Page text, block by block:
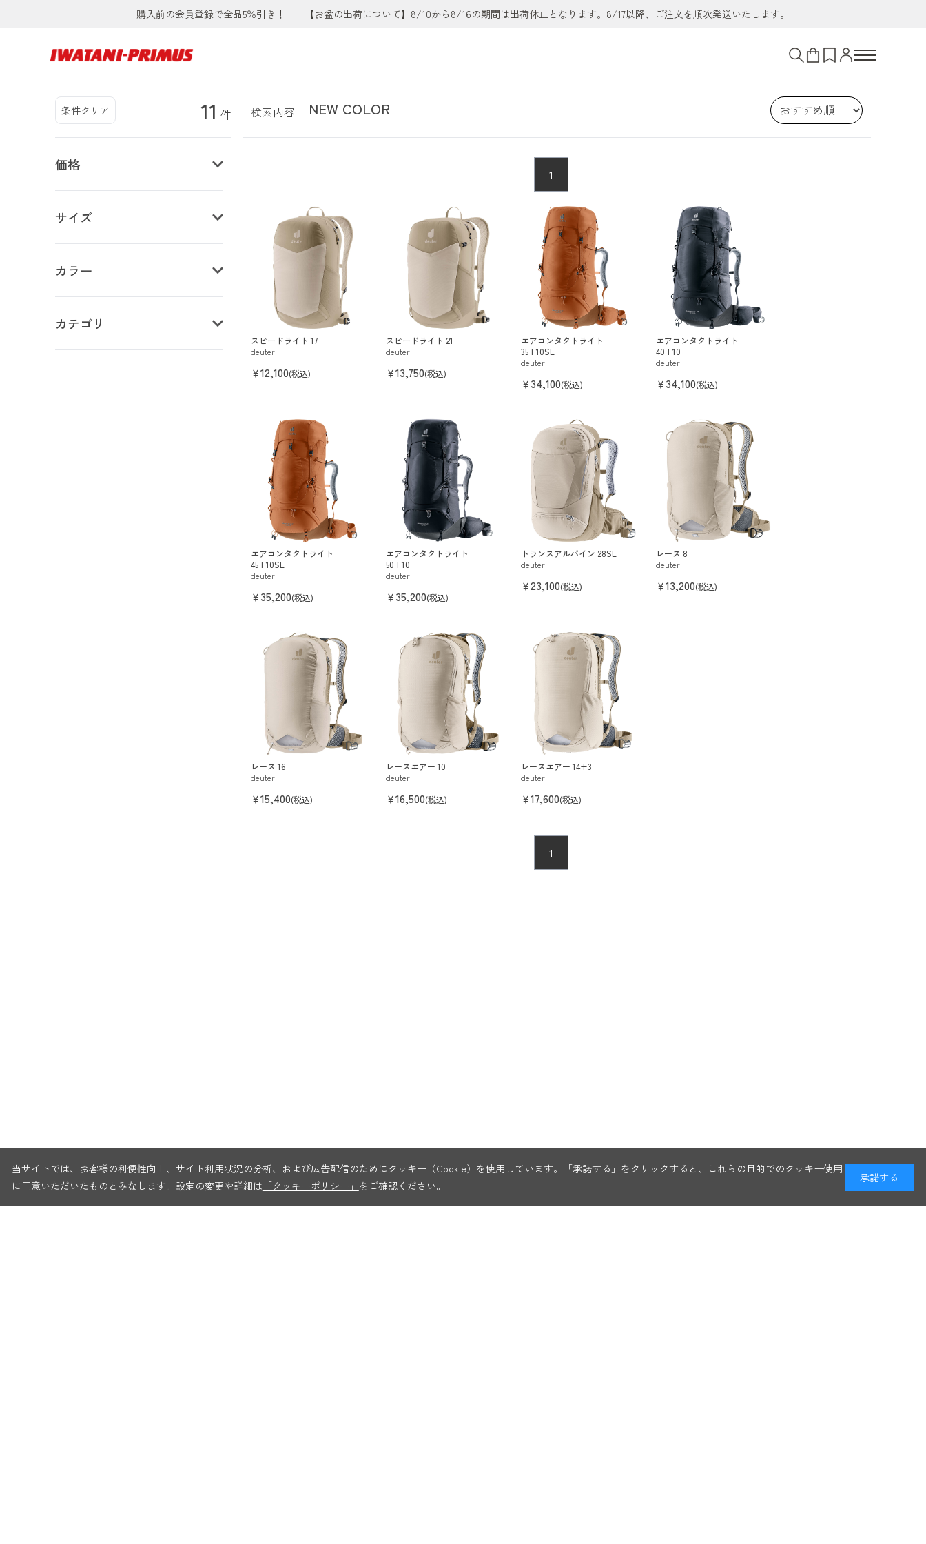
購入前の会員登録で全品5％引き！ 【お盆の出荷について】8/10から8/16の期間は出荷休止となります。8/17以降、ご注文を順次発送いたします。
条件クリア 11 件
価格
サイズ
カラー
カテゴリ
検索内容 NEW COLOR
1
スピードライト 17
deuter
￥12,100(税込)
スピードライト 21
deuter
￥13,750(税込)
エアコンタクトライト
35+10SL
deuter
￥ 34,100(税込)
エアコンタクトライト
40+10
deuter
￥ 34,100(税込)
エアコンタクトライト
45+10SL
deuter
￥ 35,200(税込)
エアコンタクトライト
50+10
deuter
￥ 35,200(税込)
トランスアルパイン 28SL
deuter
￥23,100(税込)
レース 8
deuter
￥13,200(税込)
レース 16
deuter
￥15,400(税込)
レースエアー 10
deuter
￥16,500(税込)
レースエアー 14+3
deuter
￥17,600(税込)
1
当サイトでは、お客様の利便性向上、サイト利用状況の分析、および広告配信のためにクッキー（Cookie）を使用しています。「承諾する」をクリックすると、これらの目的でのクッキー使用
に同意いただいたものとみなします。設定の変更や詳細は 「クッキーポリシー」 をご確認ください。
承諾する